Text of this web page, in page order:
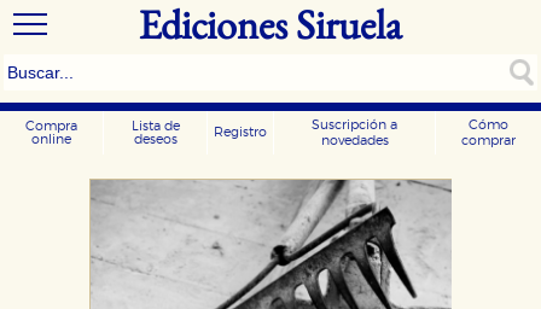
Ediciones Siruela
Compra
online
Lista de
deseos
Registro
Suscripción a
novedades
Cómo
comprar